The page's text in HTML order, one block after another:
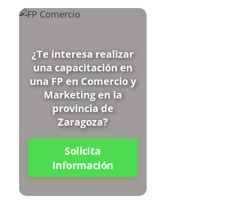
¿Te interesa realizar
una capacitación en
una FP en Comercio y
Marketing en la
provincia de
Zaragoza?
Solicita
Información